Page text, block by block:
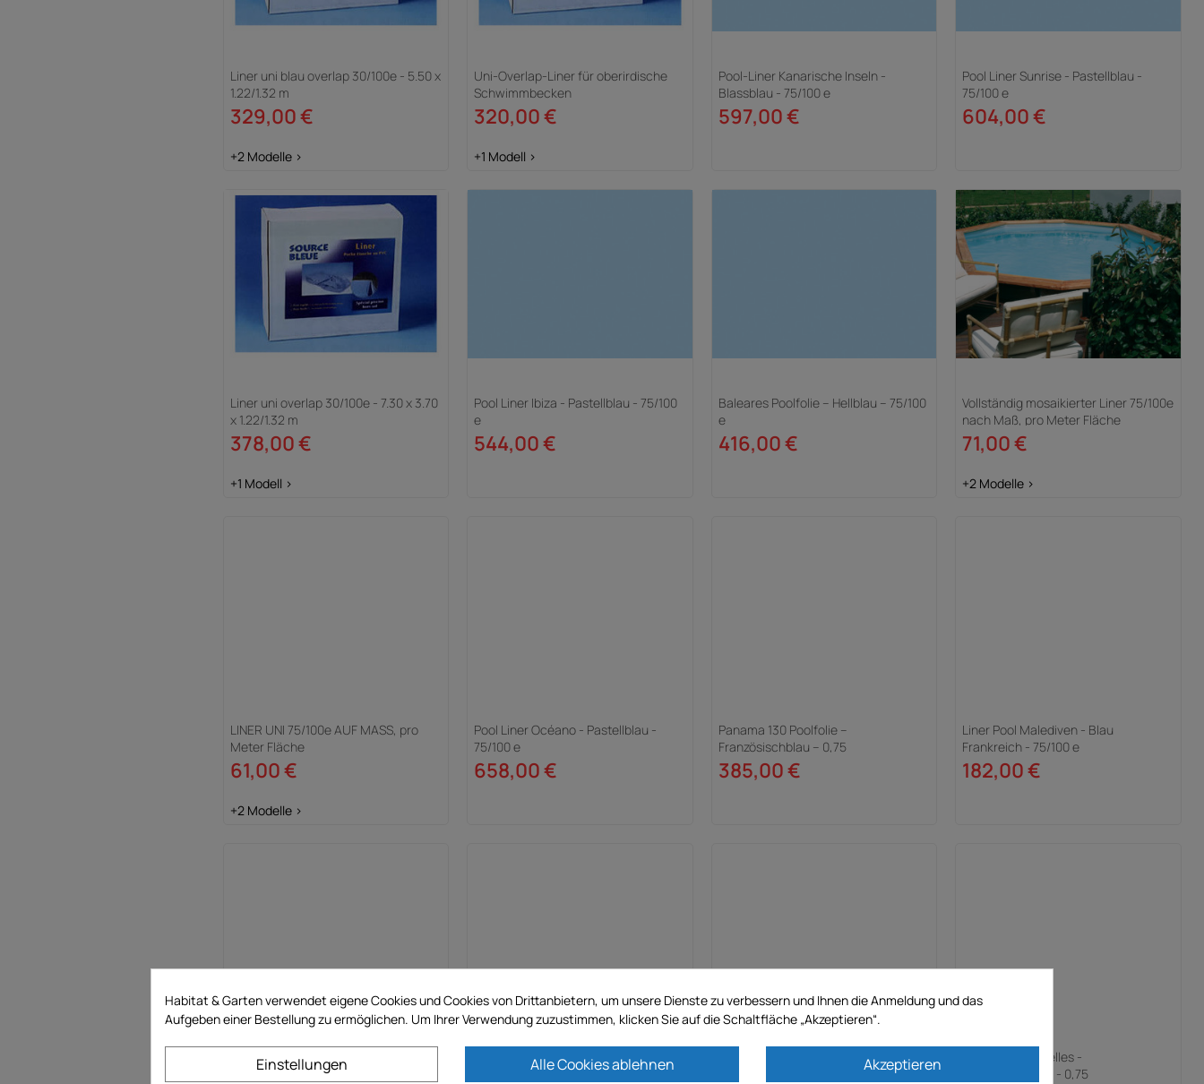
Liner uni blau overlap 30/100e - 5.50 x
1.22/1.32 m
329,00 €
+2 Modelle >
Uni-Overlap-Liner für oberirdische
Schwimmbecken
320,00 €
+1 Modell >
Pool-Liner Kanarische Inseln -
Blassblau - 75/100 e
597,00 €
Pool Liner Sunrise - Pastellblau -
75/100 e
604,00 €
Liner uni overlap 30/100e - 7.30 x 3.70
x 1.22/1.32 m
378,00 €
+1 Modell >
Pool Liner Ibiza - Pastellblau - 75/100
e
544,00 €
Baleares Poolfolie – Hellblau – 75/100
e
416,00 €
Vollständig mosaikierter Liner 75/100e
nach Maß, pro Meter Fläche
71,00 €
+2 Modelle >
LINER UNI 75/100e AUF MASS, pro
Meter Fläche
61,00 €
+2 Modelle >
Pool Liner Océano - Pastellblau -
75/100 e
658,00 €
Panama 130 Poolfolie –
Französischblau – 0,75
385,00 €
Liner Pool Malediven - Blau
Frankreich - 75/100 e
182,00 €
Pool-Liner "Aruba 139" - Blau
Frankreich - 75/100 e
Unifarbene Folie für ovalen Pool 8.00
x 4.70 x 1.32 m - 40/100th
Poolfolie Miami 145 – Französischblau
Poolfolie Seychelles -
Französischblau - 0,75
Habitat & Garten verwendet eigene Cookies und Cookies von Drittanbietern, um unsere Dienste zu verbessern und Ihnen die Anmeldung und das
Aufgeben einer Bestellung zu ermöglichen. Um Ihrer Verwendung zuzustimmen, klicken Sie auf die Schaltfläche „Akzeptieren“.
Akzeptieren
Alle Cookies ablehnen
Einstellungen